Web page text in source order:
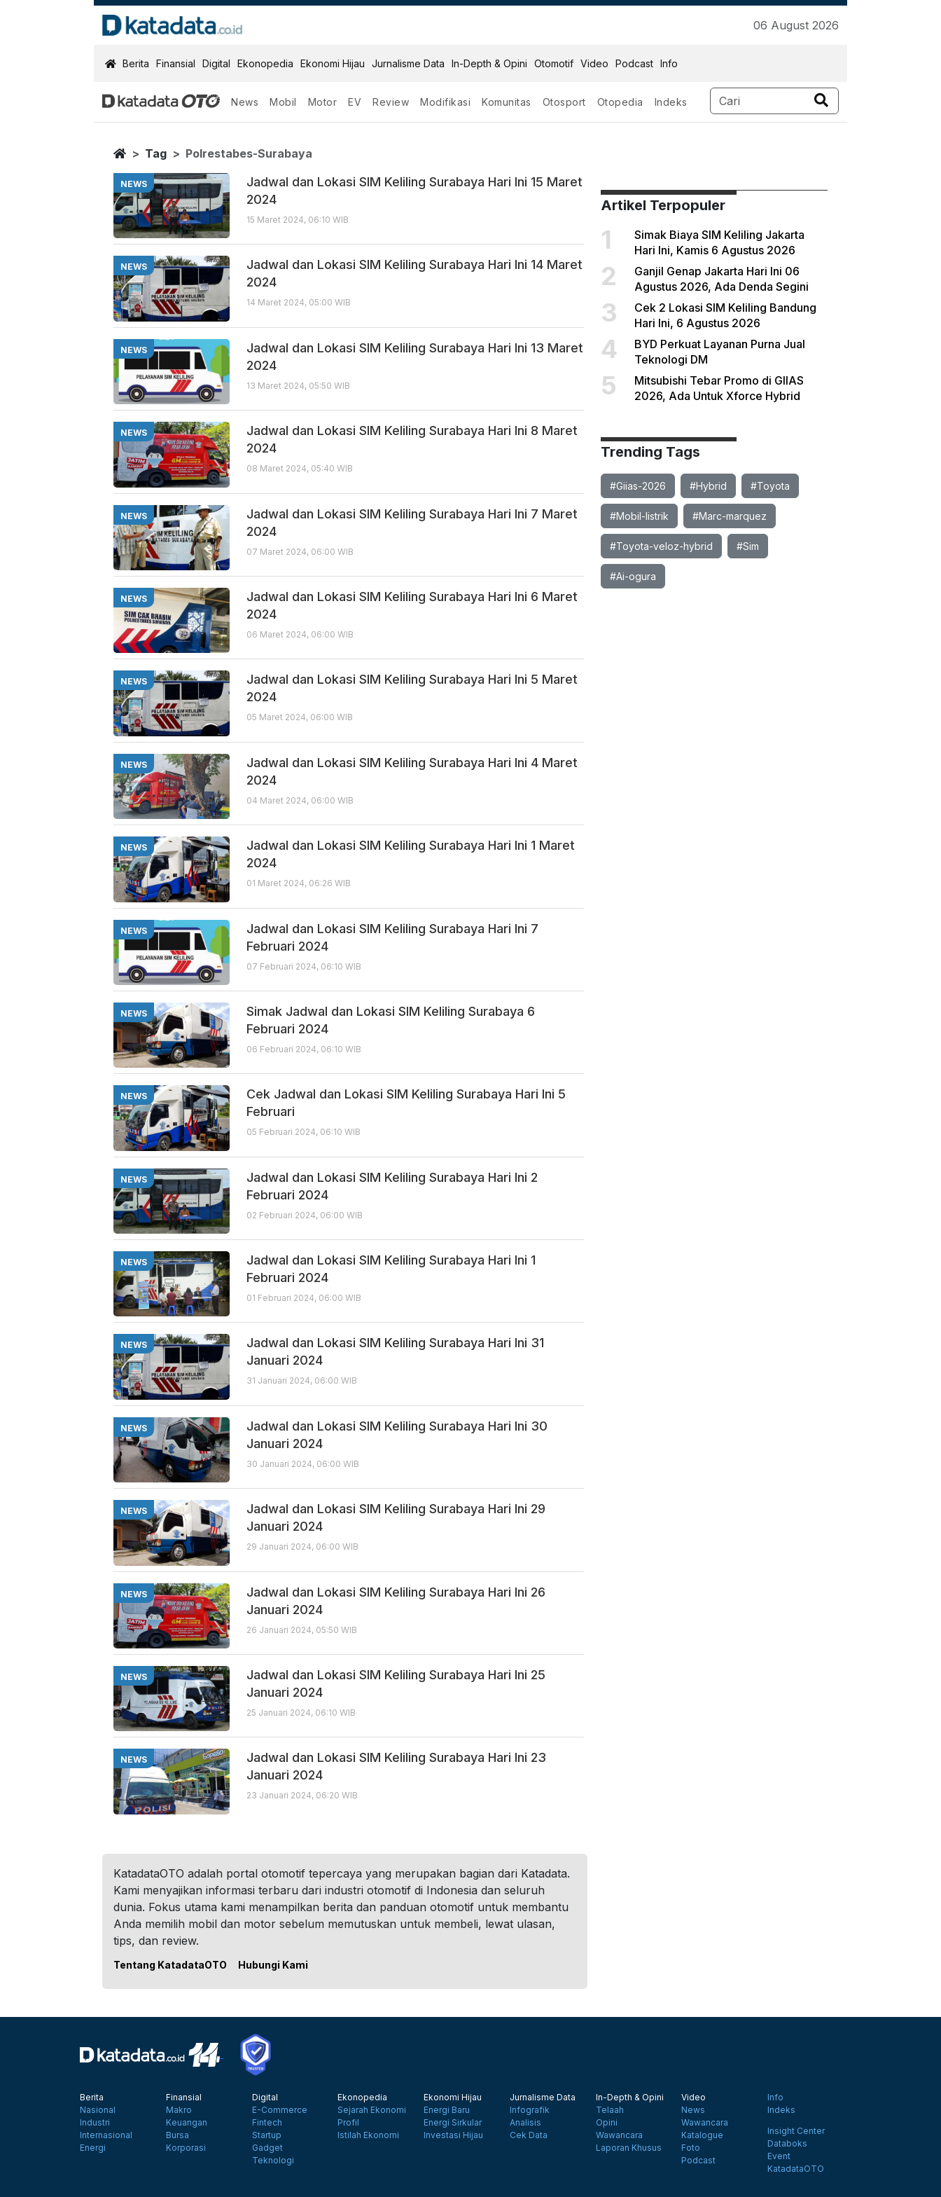
06 August 2026
KatadataOTO
Berita Finansial Digital Ekonopedia Ekonomi Hijau Jurnalisme Data In-Depth & Opini Otomotif Video Podcast Info
News Mobil Motor EV Review Modifikasi Komunitas Otosport Otopedia Indeks
Polrestabes Surabaya
Berita Terbaru
Home
Tag Polrestabes-Surabaya
NEWS
Jadwal dan Lokasi SIM Keliling Surabaya Hari Ini 15 Maret
2024
15 Maret 2024, 06:10 WIB
NEWS
Jadwal dan Lokasi SIM Keliling Surabaya Hari Ini 14 Maret
2024
14 Maret 2024, 05:00 WIB
NEWS
Jadwal dan Lokasi SIM Keliling Surabaya Hari Ini 13 Maret
2024
13 Maret 2024, 05:50 WIB
NEWS
Jadwal dan Lokasi SIM Keliling Surabaya Hari Ini 8 Maret
2024
08 Maret 2024, 05:40 WIB
NEWS
Jadwal dan Lokasi SIM Keliling Surabaya Hari Ini 7 Maret
2024
07 Maret 2024, 06:00 WIB
NEWS
Jadwal dan Lokasi SIM Keliling Surabaya Hari Ini 6 Maret
2024
06 Maret 2024, 06:00 WIB
NEWS
Jadwal dan Lokasi SIM Keliling Surabaya Hari Ini 5 Maret
2024
05 Maret 2024, 06:00 WIB
NEWS
Jadwal dan Lokasi SIM Keliling Surabaya Hari Ini 4 Maret
2024
04 Maret 2024, 06:00 WIB
NEWS
Jadwal dan Lokasi SIM Keliling Surabaya Hari Ini 1 Maret
2024
01 Maret 2024, 06:26 WIB
NEWS
Jadwal dan Lokasi SIM Keliling Surabaya Hari Ini 7
Februari 2024
07 Februari 2024, 06:10 WIB
NEWS
Simak Jadwal dan Lokasi SIM Keliling Surabaya 6
Februari 2024
06 Februari 2024, 06:10 WIB
NEWS
Cek Jadwal dan Lokasi SIM Keliling Surabaya Hari Ini 5
Februari
05 Februari 2024, 06:10 WIB
NEWS
Jadwal dan Lokasi SIM Keliling Surabaya Hari Ini 2
Februari 2024
02 Februari 2024, 06:00 WIB
NEWS
Jadwal dan Lokasi SIM Keliling Surabaya Hari Ini 1
Februari 2024
01 Februari 2024, 06:00 WIB
NEWS
Jadwal dan Lokasi SIM Keliling Surabaya Hari Ini 31
Januari 2024
31 Januari 2024, 06:00 WIB
NEWS
Jadwal dan Lokasi SIM Keliling Surabaya Hari Ini 30
Januari 2024
30 Januari 2024, 06:00 WIB
NEWS
Jadwal dan Lokasi SIM Keliling Surabaya Hari Ini 29
Januari 2024
29 Januari 2024, 06:00 WIB
NEWS
Jadwal dan Lokasi SIM Keliling Surabaya Hari Ini 26
Januari 2024
26 Januari 2024, 05:50 WIB
NEWS
Jadwal dan Lokasi SIM Keliling Surabaya Hari Ini 25
Januari 2024
25 Januari 2024, 06:10 WIB
NEWS
Jadwal dan Lokasi SIM Keliling Surabaya Hari Ini 23
Januari 2024
23 Januari 2024, 06:20 WIB
Artikel Terpopuler
1
Simak Biaya SIM Keliling Jakarta
Hari Ini, Kamis 6 Agustus 2026
2
Ganjil Genap Jakarta Hari Ini 06
Agustus 2026, Ada Denda Segini
3
Cek 2 Lokasi SIM Keliling Bandung
Hari Ini, 6 Agustus 2026
4
BYD Perkuat Layanan Purna Jual
Teknologi DM
5
Mitsubishi Tebar Promo di GIIAS
2026, Ada Untuk Xforce Hybrid
Trending Tags
#Giias-2026 #Hybrid #Toyota
#Mobil-listrik #Marc-marquez
#Toyota-veloz-hybrid #Sim
#Ai-ogura
KatadataOTO adalah portal otomotif tepercaya yang merupakan bagian dari Katadata.
Kami menyajikan informasi terbaru dari industri otomotif di Indonesia dan seluruh
dunia. Fokus utama kami menampilkan berita dan panduan otomotif untuk membantu
Anda memilih mobil dan motor sebelum memutuskan untuk membeli, lewat ulasan,
tips, dan review.
Tentang KatadataOTO Hubungi Kami
Berita
Nasional
Industri
Internasional
Energi
Finansial
Makro
Keuangan
Bursa
Korporasi
Digital
E-Commerce
Fintech
Startup
Gadget
Teknologi
Ekonopedia
Sejarah Ekonomi
Profil
Istilah Ekonomi
Ekonomi Hijau
Energi Baru
Energi Sirkular
Investasi Hijau
Jurnalisme Data
Infografik
Analisis
Cek Data
In-Depth & Opini
Telaah
Opini
Wawancara
Laporan Khusus
Video
News
Wawancara
Katalogue
Foto
Podcast
Info
Indeks
Insight Center
Databoks
Event
KatadataOTO